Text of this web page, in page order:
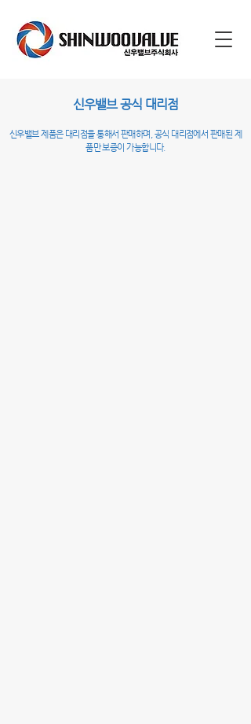
​신우밸브공식 대리점
​신우밸브 제품은 대리점을 통해서 판매하며, 공식 대리점에서 판매된 제
품만 보증이 가능합니다.